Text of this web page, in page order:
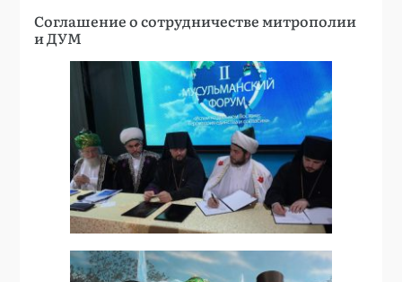
Соглашение о сотрудничестве митрополии
и ДУМ